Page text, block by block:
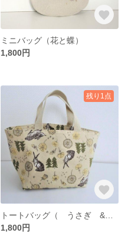
ミニバッグ（花と蝶）
1,800円
残り1点
1,800円